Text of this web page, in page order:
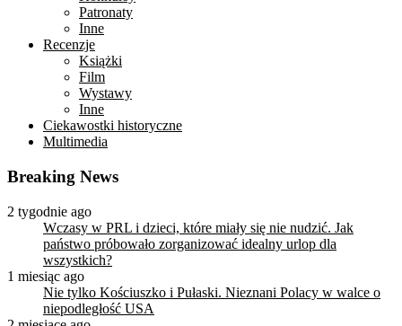
Patronaty
Inne
Recenzje
Książki
Film
Wystawy
Inne
Ciekawostki historyczne
Multimedia
Breaking News
2 tygodnie ago
Wczasy w PRL i dzieci, które miały się nie nudzić. Jak
państwo próbowało zorganizować idealny urlop dla
wszystkich?
1 miesiąc ago
Nie tylko Kościuszko i Pułaski. Nieznani Polacy w walce o
niepodległość USA